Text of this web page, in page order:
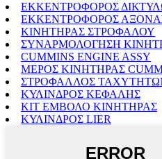
ΕΚΚΕΝΤΡΟΦΟΡΟΣ
ΕΚΚΕΝΤΡΟΦΟΡΟΣ
ΚΙΝΗΤΗΡΑΣ ΣΤΡΟΦΑΛΟΥ
ΣΥΝΑΡΜΟΛΟΓΗΣΗ
CUMMINS ENGINE ASSY
ΜΕΡΟΣ ΚΙΝΗΤΗΡΑΣ
ΣΤΡΟΦΑΛΛΟΣ
ΚΥΛΙΝΔΡΟΣ ΚΕΦΑΛΗΣ
ΚΙΤ ΕΜΒΟΛΟ ΚΙΝΗΤΗΡΑΣ
ΚΥΛΙΝΔΡΟΣ LIER